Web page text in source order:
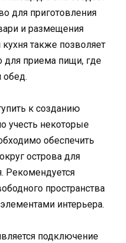
для приготовления
и размещения
также позволяет
для приема пищи, где
обед.
к созданию
учесть некоторые
обеспечить
острова для
Рекомендуется
пространства
интерьера.
подключение